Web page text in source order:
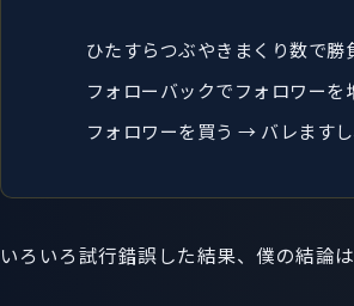
ひたすらつぶやきまくり数で
フォローバックでフォロワー
フォロワーを買う → バレます
いろいろ試行錯誤した結果、僕の結論は